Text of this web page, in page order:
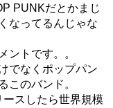
PUNKだとかまじ
なってるんじゃな
ントです。。
でなくポップパン
このバンド。
スしたら世界規模